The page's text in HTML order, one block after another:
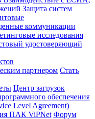
Защита систем
коммуникации
исследования
удостоверяющий
партнером Стать
Центр загрузок
обеспечения
Level Agreement)
ПАК ViPNet Форум